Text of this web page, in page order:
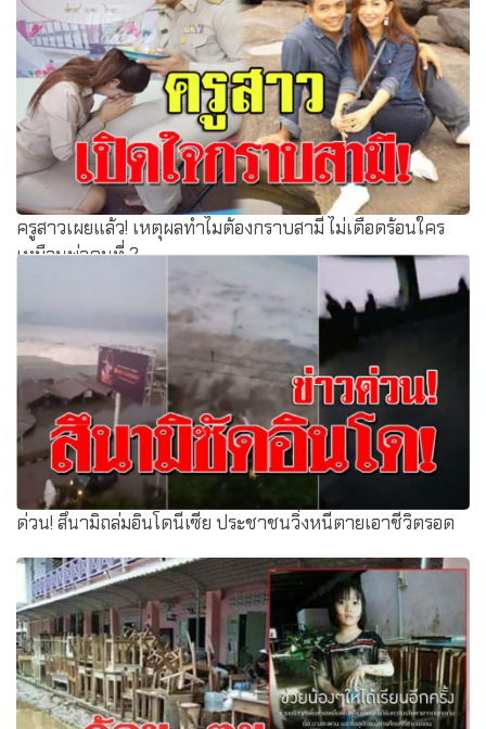
ครูสาวเผยแล้ว! เหตุผลทำไมต้องกราบสามี ไม่เดือดร้อนใคร
เหมือนพ่อคนที่ 2
ด่วน! สึนามิถล่มอินโดนีเซีย ประชาชนวิ่งหนีตายเอาชีวิตรอด